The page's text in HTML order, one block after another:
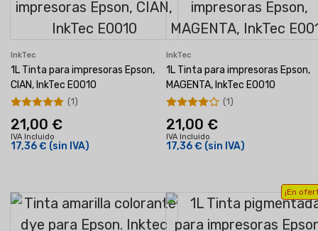
InkTec
1L Tinta para impresoras Epson,
CIAN, InkTec E0010
21,00 €
IVA Incluido
17,36 € (sin IVA)
(1)
InkTec
1L Tinta para impresoras Epson,
MAGENTA, InkTec E0010
21,00 €
IVA Incluido
17,36 € (sin IVA)
(1)
¡En